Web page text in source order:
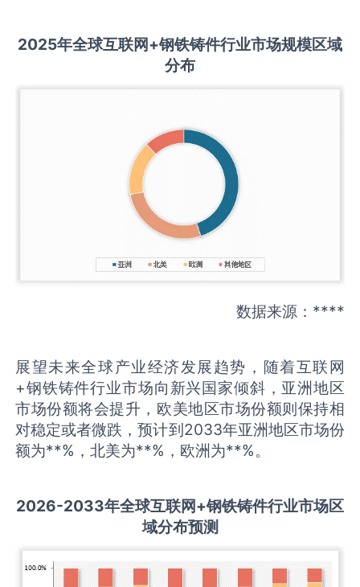
2025年全球互联网+钢铁铸件行业市场规模区域
分布
数据来源：****
展望未来全球产业经济发展趋势，随着互联网
+钢铁铸件行业市场向新兴国家倾斜，亚洲地区
市场份额将会提升，欧美地区市场份额则保持相
对稳定或者微跌，预计到2033年亚洲地区市场份
额为**%，北美为**%，欧洲为**%。
2026-2033年全球互联网+钢铁铸件行业市场区
域分布预测